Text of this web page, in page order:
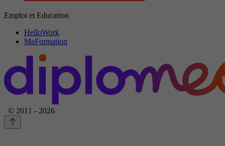
Emploi et Education
HelloWork
MaFormation
© 2011 - 2026